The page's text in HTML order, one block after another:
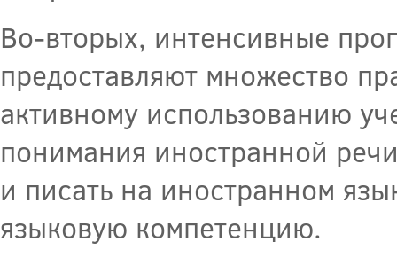
Во-вторых, интенсивные
предоставляют множество
активному использованию
понимания иностранной
и писать на иностранном
языковую компетенцию.